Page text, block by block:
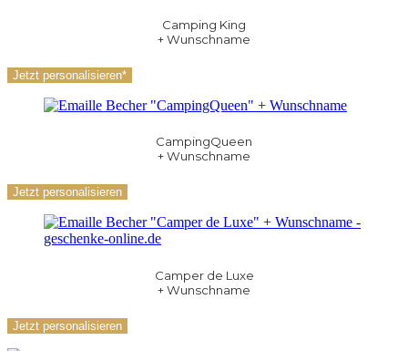
Camping King
+ Wunschname
Jetzt personalisieren*
CampingQueen
+ Wunschname
Jetzt personalisieren
Camper de Luxe
+ Wunschname
Jetzt personalisieren